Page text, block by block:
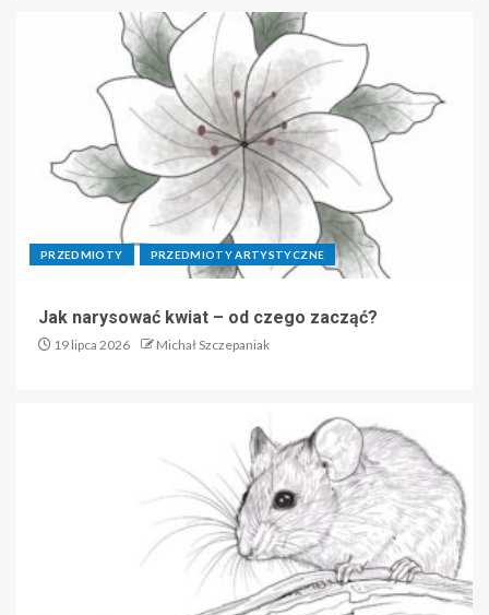
PRZEDMIOTY PRZEDMIOTY ARTYSTYCZNE
Jak narysować kwiat – od czego zacząć?
19 lipca 2026 Michał Szczepaniak